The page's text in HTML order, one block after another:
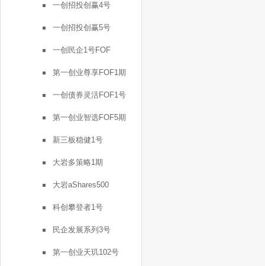
一创招投创赢4号
一创招投创赢5号
一创民企1号FOF
第一创业尊享FOF1期
一创债券灵活FOF1号
第一创业智选FOF5期
新三板稳健1号
大岩多策略1期
大岩aShares500
科创攀登者1号
民企发展系列3号
第一创业天玑102号